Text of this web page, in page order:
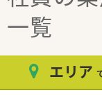
一覧
エリア